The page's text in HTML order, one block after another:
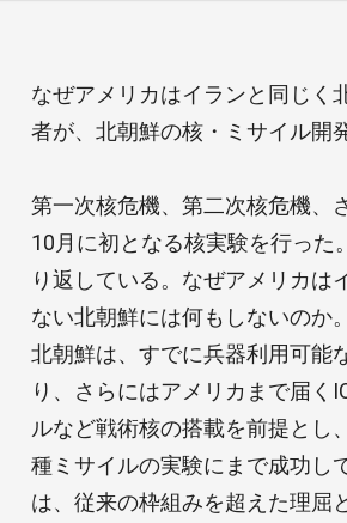
なぜアメリカはイランと同じく
者が、北朝鮮の核・ミサイル開
第一次核危機、第二次核危機、
10月に初となる核実験を行った
り返している。なぜアメリカは
ない北朝鮮には何もしないのか。
北朝鮮は、すでに兵器利用可能
り、さらにはアメリカまで届く
ルなど戦術核の搭載を前提とし
種ミサイルの実験にまで成功し
は、従来の枠組みを超えた理屈